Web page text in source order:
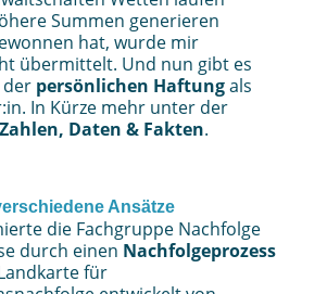
Summen generieren
hat, wurde mir
übermittelt. Und nun gibt es
der persönlichen Haftungals
In Kürze mehr unter der
Daten & Fakten.
Ansätze
die Fachgruppe Nachfolge
durch einen Nachfolgeprozess
für